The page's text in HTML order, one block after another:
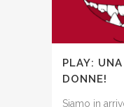
PLAY:
DONNE!
Siamo in